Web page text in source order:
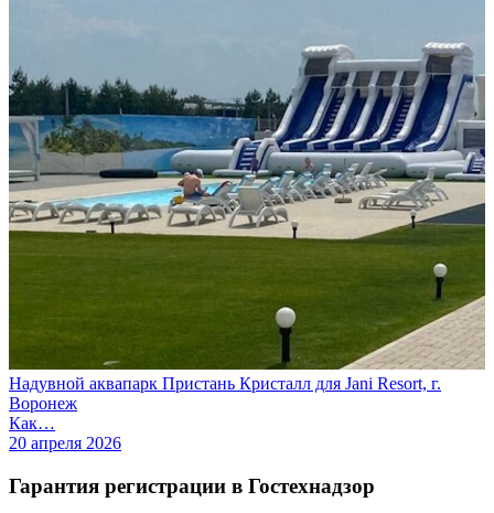
Надувной аквапарк Пристань Кристалл для Jani Resort, г.
Воронеж
Как…
20 апреля 2026
Гарантия регистрации в Гостехнадзор